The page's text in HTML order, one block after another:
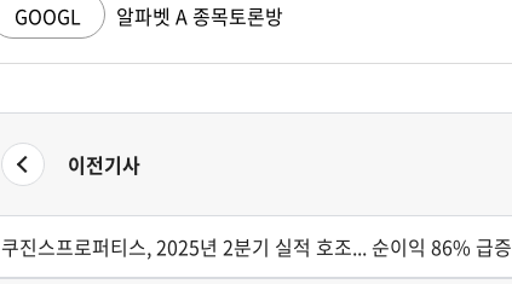
GOOGL 알파벳 A 종목토론방
이전기사
쿠진스프로퍼티스, 2025년 2분기 실적 호조... 순이익 86% 급증